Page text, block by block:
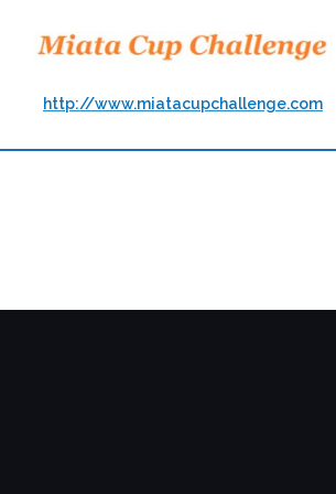
http://www.miatacupchallenge.com